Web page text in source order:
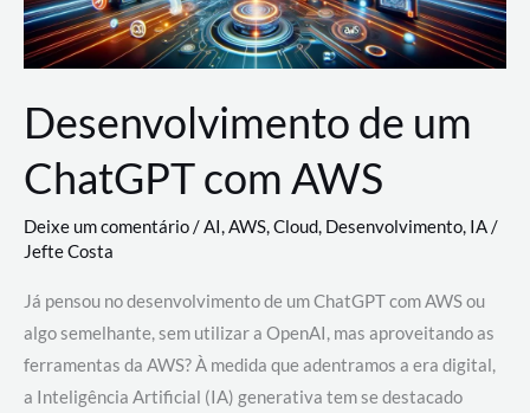
AWS
e
Azure
Desenvolvimento de um
ChatGPT com AWS
Deixe um comentário/AI,AWS,Cloud, Desenvolvimento, IA/
Jefte Costa
Já pensou no desenvolvimento de um ChatGPT com AWS ou
algo semelhante, sem utilizar a OpenAI, mas aproveitando as
ferramentas da AWS? À medida que adentramos a era digital,
a Inteligência Artificial (IA) generativa tem se destacado